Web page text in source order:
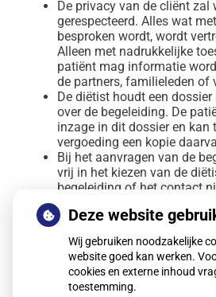
De privacy van de cliënt zal
gerespecteerd. Alles wat
besproken wordt, wordt
Alleen met nadrukkelijke
patiënt mag informatie
de partners, familieleden of
De diëtist houdt een
over de begeleiding. De
inzage in dit dossier en kan
vergoeding een kopie
Bij het aanvragen van de
vrij in het kiezen van de
begeleiding of het contact
van diëtist veranderen.
Als de cliënt een klacht
eerst proberen te bespreken
er samen niet uitkomen,
een papieren
inleveren bij Medicor
Deze website
Wij gebruiken noodzakelijke
website goed kan werken.
cookies en externe inhoud
toestemming.